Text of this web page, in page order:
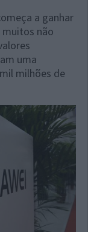
a ganhar
muitos não
uma
milhões de